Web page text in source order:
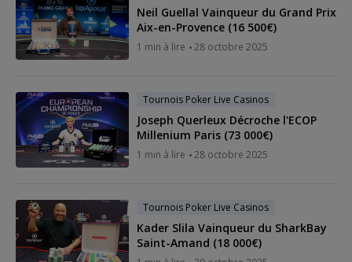
Neil Guellal Vainqueur du Grand Prix
Aix-en-Provence (16 500€)
1 min à lire 28 octobre 2025
Tournois Poker Live Casinos
Joseph Querleux Décroche l'ECOP
Millenium Paris (73 000€)
1 min à lire 28 octobre 2025
Tournois Poker Live Casinos
Kader Slila Vainqueur du SharkBay
Saint-Amand (18 000€)